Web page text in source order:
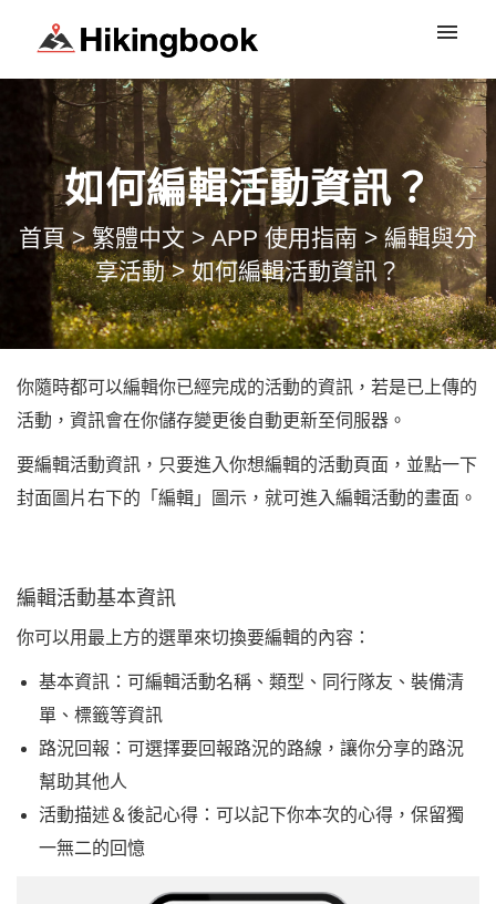
登入
如何編輯活動資訊？
首頁 > 繁體中文 > APP 使用指南 > 編輯與分
享活動 > 如何編輯活動資訊？
你隨時都可以編輯你已經完成的活動的資訊，若是已上傳的
活動，資訊會在你儲存變更後自動更新至伺服器。
要編輯活動資訊，只要進入你想編輯的活動頁面，並點一下
封面圖片右下的「編輯」圖示，就可進入編輯活動的畫面。
編輯活動基本資訊
你可以用最上方的選單來切換要編輯的內容：
基本資訊：可編輯活動名稱、類型、同行隊友、裝備清
單、標籤等資訊
路況回報：可選擇要回報路況的路線，讓你分享的路況
幫助其他人
活動描述＆後記心得：可以記下你本次的心得，保留獨
一無二的回憶